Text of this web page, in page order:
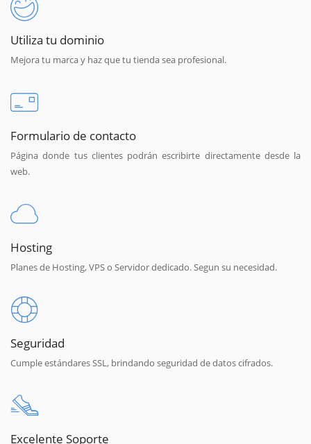
Utiliza tu dominio
Mejora tu marca y haz que tu tienda sea profesional.
Formulario de contacto
Página donde tus clientes podrán escribirte directamente desde la
web.
Hosting
Planes de Hosting, VPS o Servidor dedicado. Segun su necesidad.
Seguridad
Cumple estándares SSL, brindando seguridad de datos cifrados.
Excelente Soporte